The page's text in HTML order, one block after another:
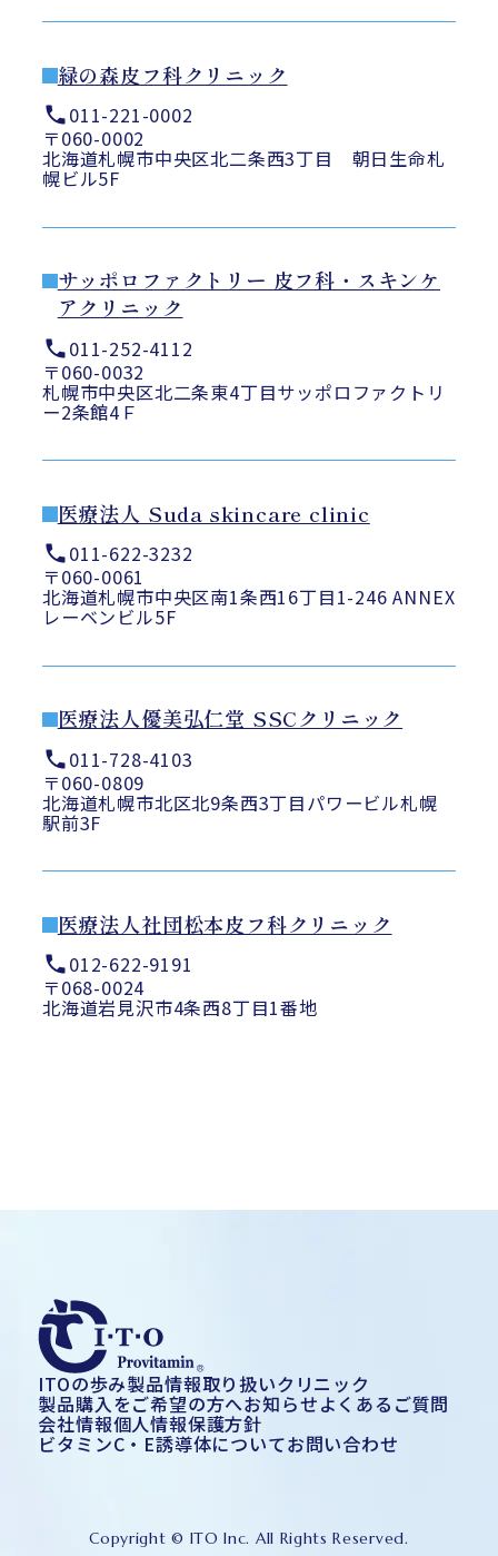
緑の森皮フ科クリニック
011-221-0002
〒060-0002
北海道札幌市中央区北二条西3丁目 朝日生命札
幌ビル5F
サッポロファクトリー 皮フ科・スキンケ
アクリニック
011-252-4112
〒060-0032
札幌市中央区北二条東4丁目サッポロファクトリ
ー2条館4Ｆ
医療法人 Suda skincare clinic
011-622-3232
〒060-0061
北海道札幌市中央区南1条西16丁目1-246 ANNEX
レーベンビル5F
医療法人優美弘仁堂 SSCクリニック
011-728-4103
〒060-0809
北海道札幌市北区北9条西3丁目パワービル札幌
駅前3F
医療法人社団松本皮フ科クリニック
012-622-9191
〒068-0024
北海道岩見沢市4条西8丁目1番地
ITOの歩み製品情報取り扱いクリニック
製品購入をご希望の方へお知らせよくあるご質問
会社情報個人情報保護方針
ビタミンC・E誘導体についてお問い合わせ
Copyright © ITO Inc. All Rights Reserved.